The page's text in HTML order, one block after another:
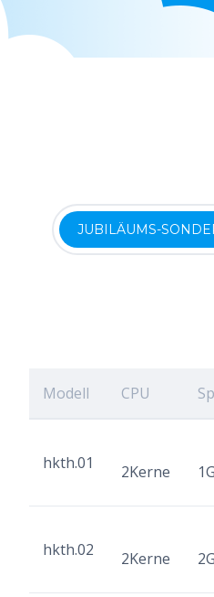
JUBILÄUMS-
Modell CPU
hkth.01 2Kerne 1G
hkth.02 2Kerne 2G